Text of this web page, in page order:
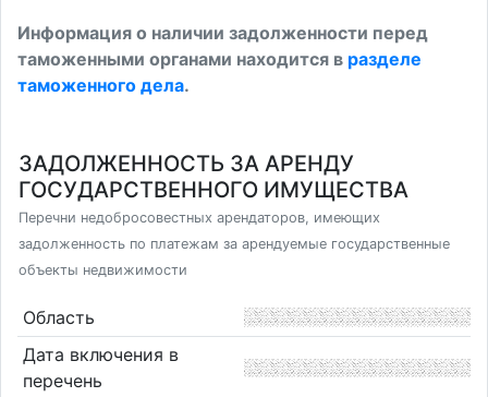
Информация о наличии задолженности перед
таможенными органами находится в разделе
таможенного дела.
ЗАДОЛЖЕННОСТЬ ЗА АРЕНДУ
ГОСУДАРСТВЕННОГО ИМУЩЕСТВА
Перечни недобросовестных арендаторов, имеющих
задолженность по платежам за арендуемые государственные
объекты недвижимости
Область
Дата включения в
перечень